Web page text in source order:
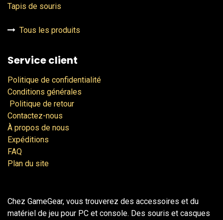
Tapis de souris
Tous les produits
Service client
Politique de confidentialité
Conditions générales
Politique de retour
Contactez-nous
À propos de nous
Expéditions
FAQ
Plan du site
Chez GameGear, vous trouverez des accessoires et du
matériel de jeu pour PC et console. Des souris et casques